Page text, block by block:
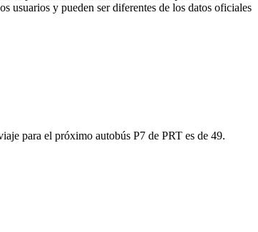
usuarios y pueden ser diferentes de los datos oficiales
para el próximo autobús P7 de PRT es de 49.